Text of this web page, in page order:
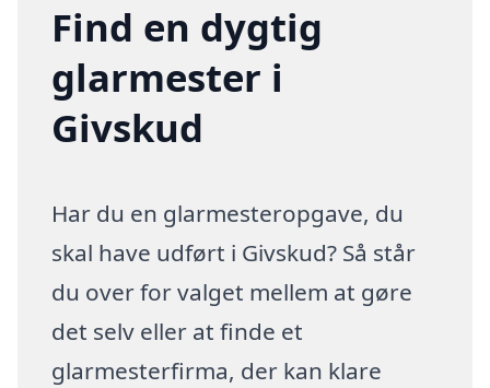
Find en dygtig
glarmester i
Givskud
Har du en glarmesteropgave, du
skal have udført i Givskud? Så står
du over for valget mellem at gøre
det selv eller at finde et
glarmesterfirma, der kan klare